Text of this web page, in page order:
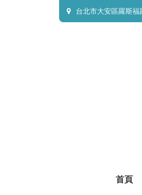
台北市大安區羅斯
首頁